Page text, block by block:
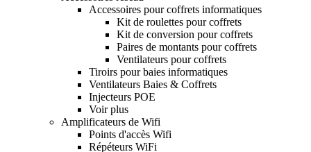
Accessoires pour coffrets informatiques
Kit de roulettes pour coffrets
Kit de conversion pour coffrets
Paires de montants pour coffrets
Ventilateurs pour coffrets
Tiroirs pour baies informatiques
Ventilateurs Baies & Coffrets
Injecteurs POE
Voir plus
Amplificateurs de Wifi
Points d'accès Wifi
Répéteurs WiFi